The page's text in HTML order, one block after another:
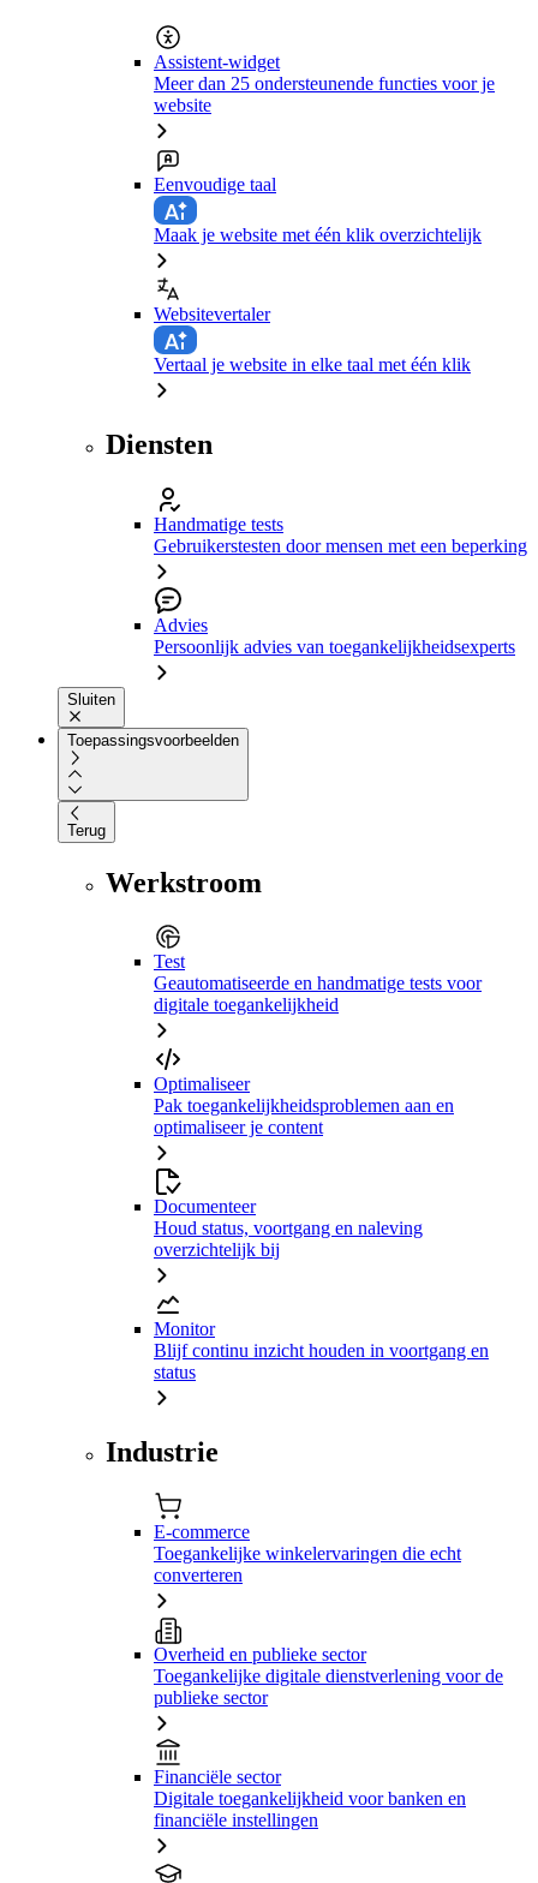
Assistent-widget
Meer dan 25 ondersteunende functies voor je
website
Eenvoudige taal
Maak je website met één klik overzichtelijk
Websitevertaler
Vertaal je website in elke taal met één klik
Diensten
Handmatige tests
Gebruikerstesten door mensen met een beperking
Advies
Persoonlijk advies van toegankelijkheidsexperts
Sluiten
Toepassingsvoorbeelden
Terug
Werkstroom
Test
Geautomatiseerde en handmatige tests voor
digitale toegankelijkheid
Optimaliseer
Pak toegankelijkheidsproblemen aan en
optimaliseer je content
Documenteer
Houd status, voortgang en naleving
overzichtelijk bij
Monitor
Blijf continu inzicht houden in voortgang en
status
Industrie
E-commerce
Toegankelijke winkelervaringen die echt
converteren
Overheid en publieke sector
Toegankelijke digitale dienstverlening voor de
publieke sector
Financiële sector
Digitale toegankelijkheid voor banken en
financiële instellingen